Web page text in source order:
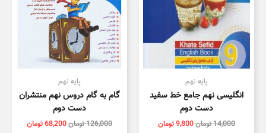
پایه نهم
انگلیسی نهم جامع خط سفید
دست دوم
14,000تومان9,800تومان
پایه نهم
گام به گام دروس نهم منتشران
دست دوم
126,000تومان68,200تومان